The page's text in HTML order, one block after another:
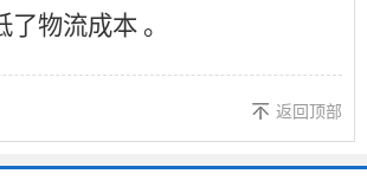
了物流成本 。
返回顶部